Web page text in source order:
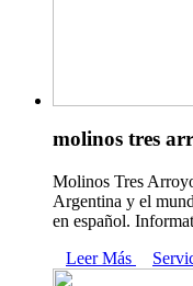
molinos tres
Molinos Tres
Argentina y el
en español.
Leer Más